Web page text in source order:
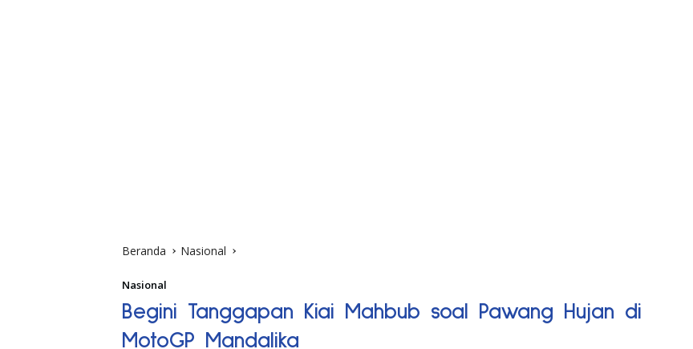
Beranda Nasional
Nasional
Begini Tanggapan Kiai Mahbub soal Pawang Hujan di
MotoGP Mandalika